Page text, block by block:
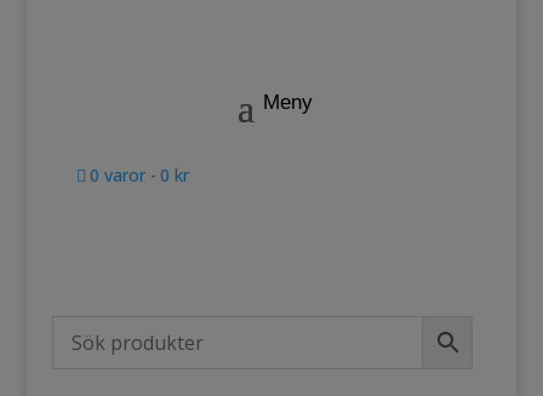
0 varor 0 kr